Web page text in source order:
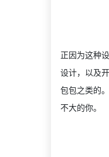
正因为这种
设计，以及
包包之类的
不大的你。